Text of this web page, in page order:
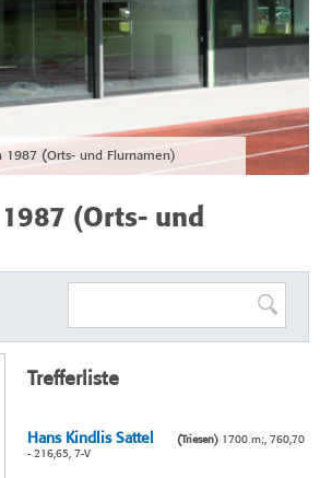
1987 (Orts- und Flurnamen)
(Orts- und
Trefferliste
Hans Kindlis Sattel (Triesen)1700 m;, 760,70
- 216,65, 7-V